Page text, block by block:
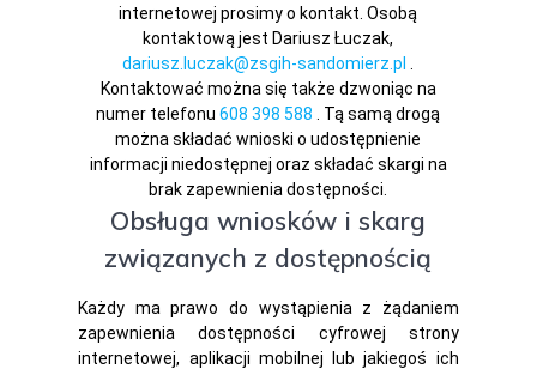
internetowej prosimy o kontakt. Osobą
kontaktową jestDariusz Łuczak,
dariusz.luczak@zsgih-sandomierz.pl
Kontaktować można się także dzwoniąc na
numer telefonu608 398 588
. Tą samą drogą
można składać wnioski o udostępnienie
informacji niedostępnej oraz składać skargi na
brak zapewnienia dostępności.
Obsługa wniosków i skarg
związanych z dostępnością
Każdy ma prawo do wystąpienia z żądaniem
zapewnienia dostępności cyfrowej strony
internetowej, aplikacji mobilnej lub jakiegoś ich